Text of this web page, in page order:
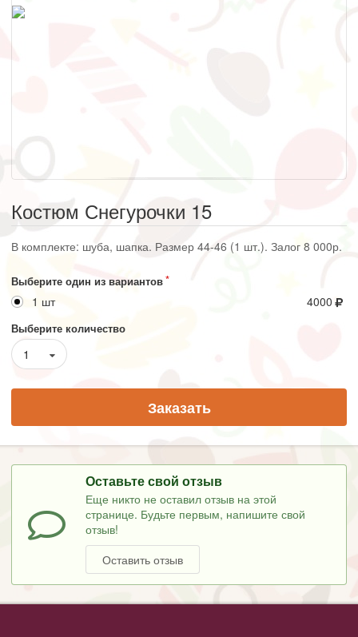
Костюм Снегурочки 15
В комплекте: шуба, шапка. Размер 44-46 (1 шт.). Залог 8 000р.
Выберите один из вариантов
1 шт 4000
Выберите количество
1
Заказать
Оставьте свой отзыв
Еще никто не оставил отзыв на этой
странице. Будьте первым, напишите свой
отзыв!
Оставить отзыв